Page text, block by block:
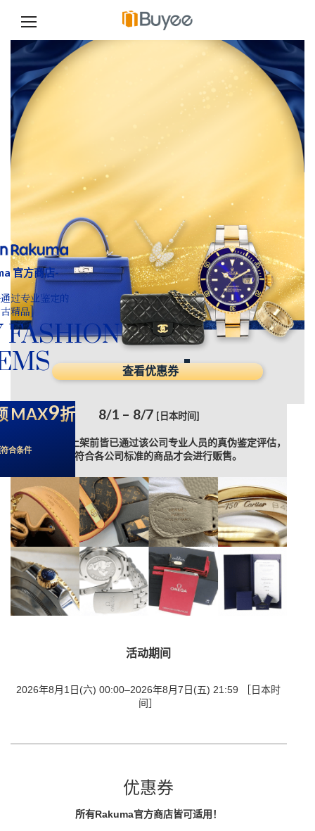
至
文
官方商店-
过专业鉴定的
精品]
FASHION
MAX9折
合条件
查看优惠券
8/1 – 8/7 [日本时间]
各公司商品在上架前皆已通过该公司专业人员的真伪鉴定评估，
只有符合各公司标准的商品才会进行贩售。
活动期间
2026年8月1日(六) 00:00–2026年8月7日(五) 21:59 ［日本时
间］
优惠券
所有Rakuma官方商店皆可适用！